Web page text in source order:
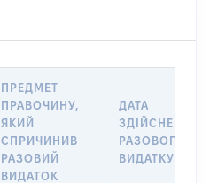
ПРЕДМЕТ
ПРАВОЧИНУ,
ЯКИЙ
СПРИЧИНИВ
РАЗОВИЙ
ВИДАТОК
ДАТА
ЗДІЙСНЕННЯ
РАЗОВОГО
ВИДАТКУ